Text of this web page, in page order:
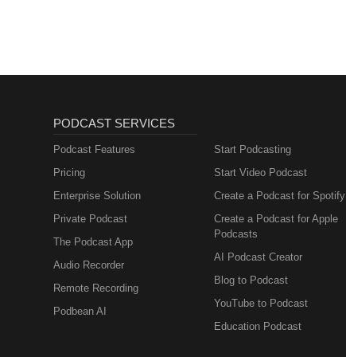
PODCAST SERVICES
Podcast Features
Pricing
Enterprise Solution
Private Podcast
The Podcast App
Audio Recorder
Remote Recording
Podbean AI
Start Podcasting
Start Video Podcast
Create a Podcast for Spotify
Create a Podcast for Apple
Podcasts
AI Podcast Creator
Blog to Podcast
YouTube to Podcast
Education Podcast